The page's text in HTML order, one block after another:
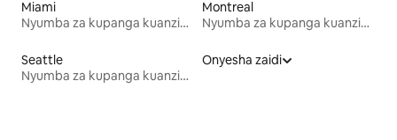
Miami
Nyumba za kupanga kuanzia mwezi mmoja
Montreal
Nyumba za kupanga kuanzia mwezi mmoja
Seattle
Nyumba za kupanga kuanzia mwezi mmoja
Onyesha zaidi